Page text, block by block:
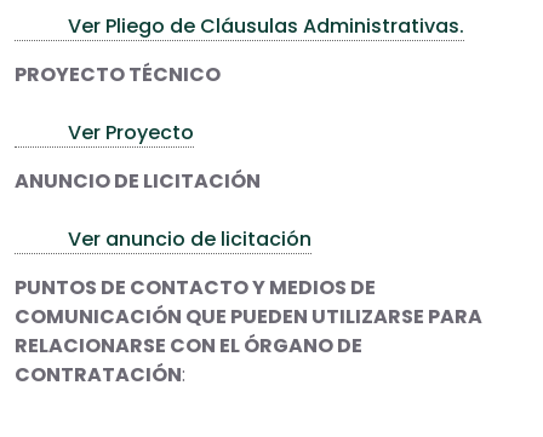
Ver Pliego de Cláusulas Administrativas.
PROYECTO TÉCNICO
Ver Proyecto
ANUNCIO DE LICITACIÓN
Ver anuncio de licitación
PUNTOS DE CONTACTO Y MEDIOS DE
COMUNICACIÓN QUE PUEDEN UTILIZARSE PARA
RELACIONARSE CON EL ÓRGANO DE
CONTRATACIÓN: